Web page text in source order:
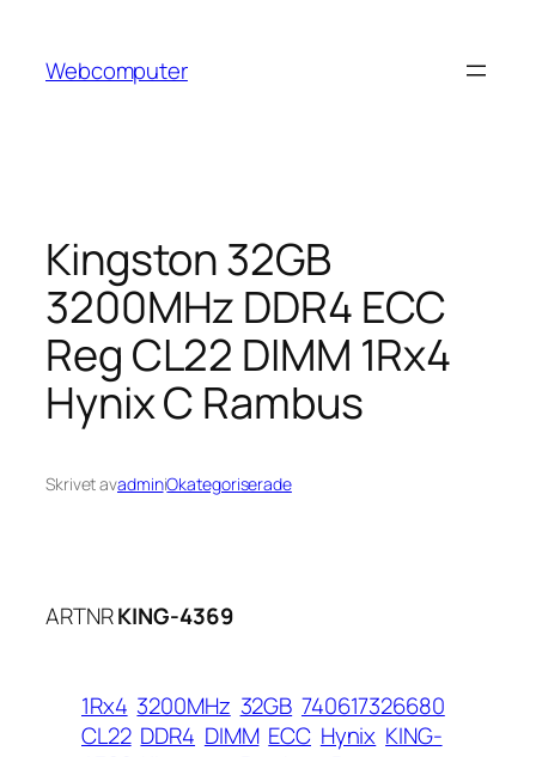
innehåll
Webcomputer
Kingston 32GB
3200MHz DDR4 ECC
Reg CL22 DIMM 1Rx4
Hynix C Rambus
Skrivet avadminiOkategoriserade
ARTNRKING-4369
1Rx4 3200MHz 32GB 740617326680
CL22 DDR4 DIMM ECC Hynix KING-